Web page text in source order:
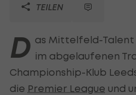
TEILEN
D as Mittelfeld-Talent
im abgelaufenen
Championship-Klub
die Premier League und